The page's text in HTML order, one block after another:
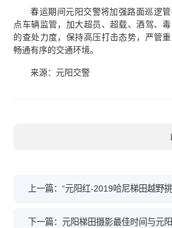
春运期间元阳交警将加强路面巡逻
点车辆监管，加大超员、超载、酒驾、
的查处力度，保持高压打击态势，严管
畅通有序的交通环境。
来源：元阳交警
上一篇：“元阳红-2019哈尼梯田越野
下一篇：元阳梯田摄影最佳时间与元